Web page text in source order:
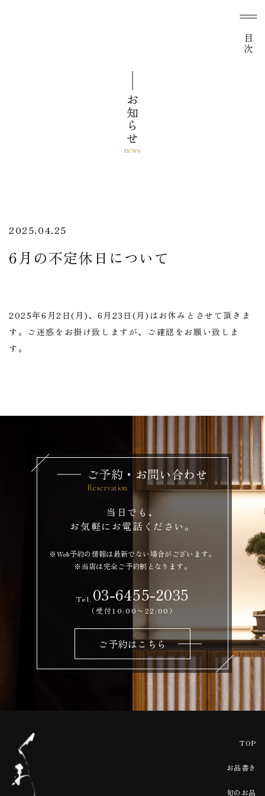
目次
お知らせ
2025.04.25
6月の不定休日について
2025年6月2日(月)、6月23日(月)はお休みとさせて頂きま
す。ご迷惑をお掛け致しますが、ご確認をお願い致しま
す。
ご予約・お問い合わせ
当日でも、
お気軽にお電話ください。
※Web予約の情報は最新でない場合がございます。
※当店は完全ご予約制となります。
Tel. 03-6455-2035
（受付10:00〜22:00）
ご予約はこちら
TOP
お品書き
旬のお品